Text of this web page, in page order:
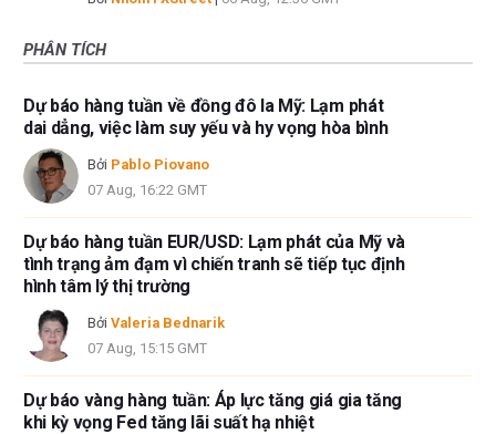
PHÂN TÍCH
Dự báo hàng tuần về đồng đô la Mỹ: Lạm phát
dai dẳng, việc làm suy yếu và hy vọng hòa bình
Bởi Pablo Piovano
07 Aug, 16:22 GMT
Dự báo hàng tuần EUR/USD: Lạm phát của Mỹ và
tình trạng ảm đạm vì chiến tranh sẽ tiếp tục định
hình tâm lý thị trường
Bởi Valeria Bednarik
07 Aug, 15:15 GMT
Dự báo vàng hàng tuần: Áp lực tăng giá gia tăng
khi kỳ vọng Fed tăng lãi suất hạ nhiệt